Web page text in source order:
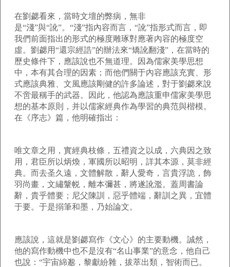
在劉勰看來，當時文壇的弊病，無非
是“淺”與“訛”。“淺”指內容而言，“訛”指形式而言，即
我們前面指出的形式的極度雕琢對應著內容的極度空
虛。劉勰用“還宗經誥”的辦法來“矯訛翻淺”，在當時的
歷史條件下，應該說也不無道理。因為儒家美學思想
中，本有其合理的因素；而他們關于內容應該充實、形
式應該典雅、文風應該剛健的許多論述，對于劉勰來說
不啻最稱手的武器。因此，他認為應該重申儒家美學思
想的基本原則，并以儒家經典作為學習的典范與楷模。
在《序志》篇，他明確指出：
唯文章之用，實經典枝條，五禮資之以成，六典因之致
用，君臣所以炳煥，軍國所以昭明，詳其本源，莫非經
典。而去圣久遠，文體解散，辭人愛奇，言貴浮詭，飾
羽尚畫，文繡鞶帨，離本彌甚，將遂訛濫。蓋周書論
辭，貴乎體要；尼父陳訓，惡乎體端，辭訓之異，宜體
于要。于是搦筆和墨，乃始論文。
應該說，這就是劉勰寫作《文心》的主要動機。誠然，
他的寫作動機中也不是沒有“名山事業”的意念，他自己
也說：“宇宙綿邈，黎獻紛雜，拔萃出類，智術而已。